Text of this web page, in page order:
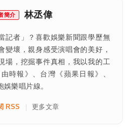
簡介 林丞偉
記者」？喜歡娛樂新聞跟學歷無
變壞，親身感受演唱會的美好，
場，挖掘事件真相，我以我的工
時報》、台灣《蘋果日報》、
娛樂唱片線。
RSS 更多文章